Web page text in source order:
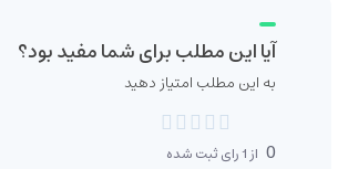
آیا این مطلب برای شما مفید بود؟
به این مطلب امتیاز دهید
0 از1رای ثبت شده